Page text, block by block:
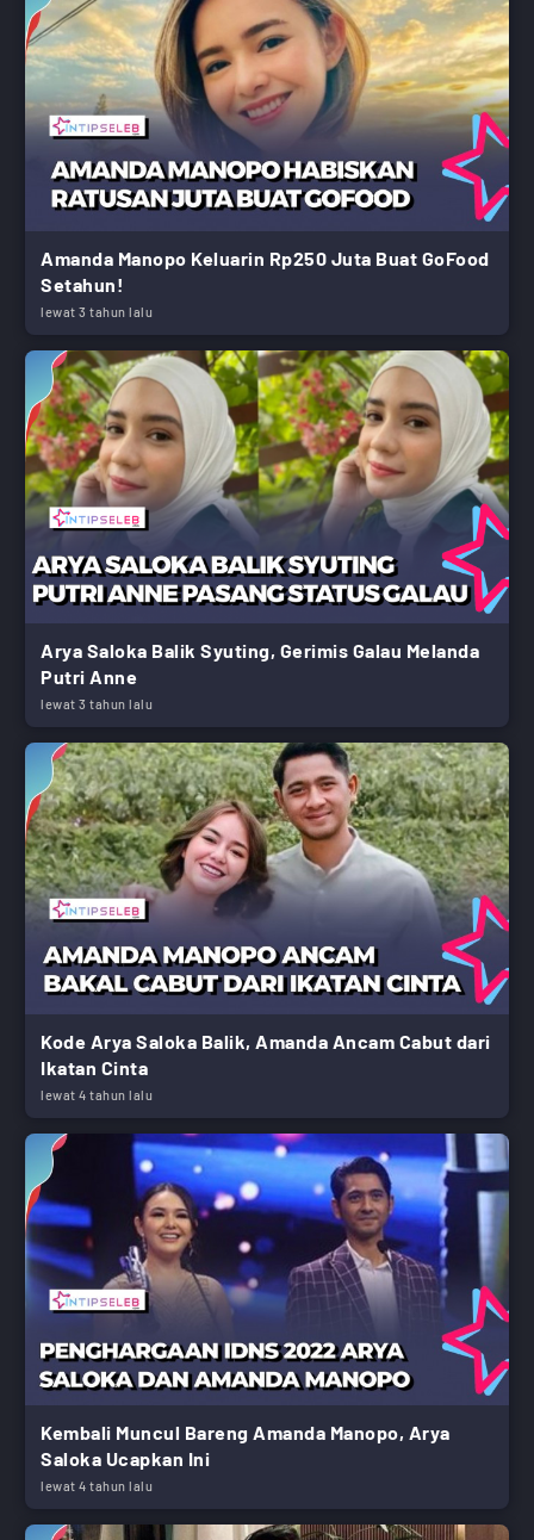
Amanda Manopo Keluarin Rp250 Juta Buat GoFood
Setahun!
lewat 3 tahun lalu
Arya Saloka Balik Syuting, Gerimis Galau Melanda
Putri Anne
lewat 3 tahun lalu
Kode Arya Saloka Balik, Amanda Ancam Cabut dari
Ikatan Cinta
lewat 4 tahun lalu
Kembali Muncul Bareng Amanda Manopo, Arya
Saloka Ucapkan Ini
lewat 4 tahun lalu